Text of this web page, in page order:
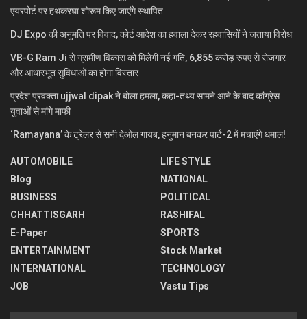
एयरपोर्ट पर हथकरघा शोरूम किए जाएंगे स्थापित
DJ Expo की अनुमति पर विवाद, कोर्ट आदेश का हवाला देकर रहवासियों ने जताया विरोध
VB-G Ram Ji से ग्रामीण विकास को मिलेगी नई गति, 6,855 करोड़ रुपए से रोजगार
और आधारभूत सुविधाओं का होगा विस्तार
प्रदेश प्रवक्ता ujjwal dipak ने बोला हमला, कहा-तथ्य सामने आने के बाद कांग्रेस
युवाओं से मांगे माफी
‘Ramayana’ के ट्रेलर से सनी देओल गायब, हनुमान बनकर पार्ट-2 में मचाएंगे धमाल!
AUTOMOBILE
Blog
BUSINESS
CHHATTISGARH
E-Paper
ENTERTAINMENT
INTERNATIONAL
JOB
LIFE STYLE
NATIONAL
POLITICAL
RASHIFAL
SPORTS
Stock Market
TECHNOLOGY
Vastu Tips